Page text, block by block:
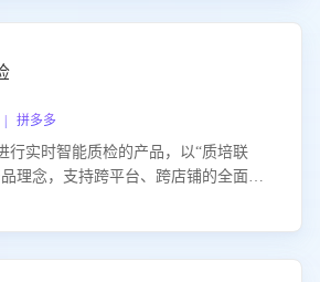
拼多多
行实时智能质检的产品，以“质培联
理念，支持跨平台、跨店铺的全面、
力。